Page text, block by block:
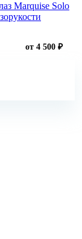
Marquise Solo
от 4 500 ₽